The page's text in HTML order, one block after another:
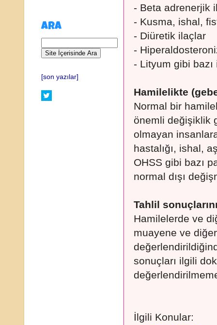
- Beta adrenerjik
- Kusma, ishal,
- Diüretik ilaçlar
-
- Lityum gibi bazı
Hamilelikte
Normal bir
önemli değişiklik
olmayan
hastalığı, ishal,
OHSS gibi bazı
normal dışı
Tahlil
Hamilelerde ve
muayene ve
sonuçları ilgili
İlgili Konular:
ARA
[son yazılar]